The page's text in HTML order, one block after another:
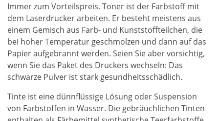
Immer zum Vorteilspreis. Toner ist der Farbstoff mit
dem Laserdrucker arbeiten. Er besteht meistens aus
einem Gemisch aus Farb- und Kunststoffteilchen, die
bei hoher Temperatur geschmolzen und dann auf das
Papier aufgebrannt werden. Seien Sie aber vorsichtig,
wenn Sie das Paket des Druckers wechseln: Das
schwarze Pulver ist stark gesundheitsschädlich.
Tinte ist eine dünnflüssige Lösung oder Suspension
von Farbstoffen in Wasser. Die gebräuchlichen Tinten